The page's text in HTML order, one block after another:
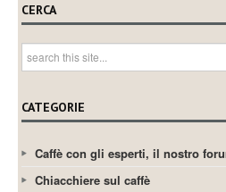
CERCA
CATEGORIE
Caffè con gli esperti, il nostro
Chiacchiere sul caffè